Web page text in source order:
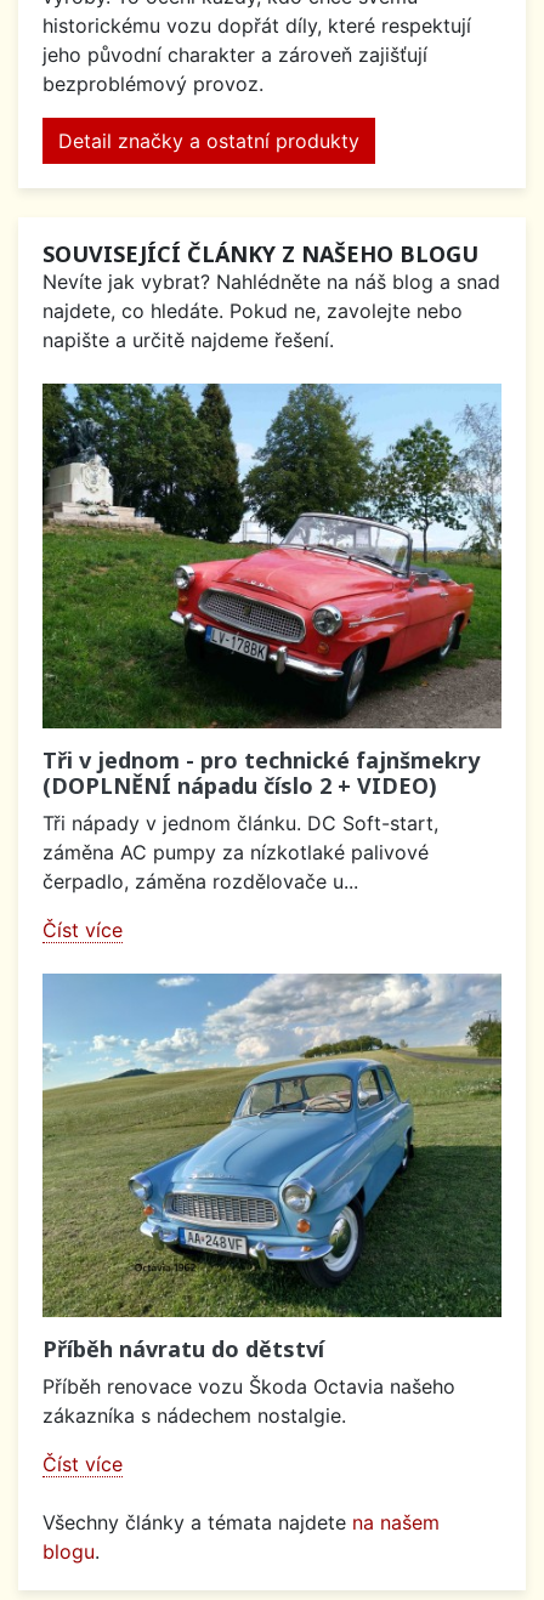
historickému vozu dopřát díly, které respektují
jeho původní charakter a zároveň zajišťují
bezproblémový provoz.
Detail značky a ostatní produkty
SOUVISEJÍCÍ ČLÁNKY Z NAŠEHO BLOGU
Nevíte jak vybrat? Nahlédněte na náš blog a snad
najdete, co hledáte. Pokud ne, zavolejte nebo
napište a určitě najdeme řešení.
Tři v jednom - pro technické fajnšmekry
(DOPLNĚNÍ nápadu číslo 2 + VIDEO)
Tři nápady v jednom článku. DC Soft-start,
záměna AC pumpy za nízkotlaké palivové
čerpadlo, záměna rozdělovače u...
Číst více
Příběh návratu do dětství
Příběh renovace vozu Škoda Octavia našeho
zákazníka s nádechem nostalgie.
Číst více
Všechny články a témata najdete na našem
blogu.